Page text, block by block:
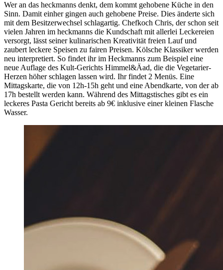
Wer an das heckmanns denkt, dem kommt gehobene Küche in den
Sinn. Damit einher gingen auch gehobene Preise. Dies änderte sich
mit dem Besitzerwechsel schlagartig. Chefkoch Chris, der schon seit
vielen Jahren im heckmanns die Kundschaft mit allerlei Leckereien
versorgt, lässt seiner kulinarischen Kreativität freien Lauf und
zaubert leckere Speisen zu fairen Preisen. Kölsche Klassiker werden
neu interpretiert. So findet ihr im Heckmanns zum Beispiel eine
neue Auflage des Kult-Gerichts Himmel&Äad, die die Vegetarier-
Herzen höher schlagen lassen wird. Ihr findet 2 Menüs. Eine
Mittagskarte, die von 12h-15h geht und eine Abendkarte, von der ab
17h bestellt werden kann. Während des Mittagstisches gibt es ein
leckeres Pasta Gericht bereits ab 9€ inklusive einer kleinen Flasche
Wasser.